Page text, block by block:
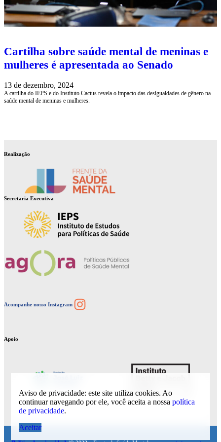
Cartilha sobre saúde mental de meninas e
mulheres é apresentada ao Senado
13 de dezembro, 2024
A cartilha do IEPS e do Instituto Cactus revela o impacto das desigualdades de gênero na
saúde mental de meninas e mulheres.
Realização
Secretaria Executiva
Acompanhe nosso InstagramInstagram
Apoio
Aviso de privacidade: este site utiliza cookies. Ao
continuar navegando por ele, você aceita a nossapolítica
de privacidade.
Aceitar